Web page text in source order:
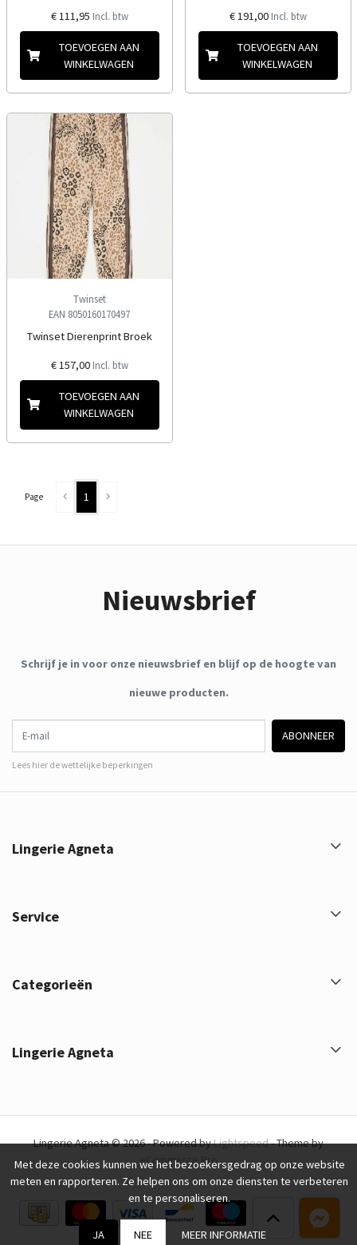
€ 111,95 Incl. btw
TOEVOEGEN AAN
WINKELWAGEN
€ 191,00 Incl. btw
TOEVOEGEN AAN
WINKELWAGEN
Twinset
EAN 8050160170497
Twinset Dierenprint Broek
€ 157,00 Incl. btw
TOEVOEGEN AAN
WINKELWAGEN
Page 1
Nieuwsbrief
Schrijf je in voor onze nieuwsbrief en blijf op de hoogte van
nieuwe producten.
ABONNEER
Lees hier de wettelijke beperkingen
Lingerie Agneta
Service
Categorieën
Lingerie Agneta
Lingerie Agneta © 2026 - Powered byLightspeed- Theme by
eCommerce Pro
Met deze cookies kunnen we het bezoekersgedrag op onze website
meten en rapporteren. Ze helpen ons om onze diensten te verbeteren
en te personaliseren.
JA NEE MEER INFORMATIE